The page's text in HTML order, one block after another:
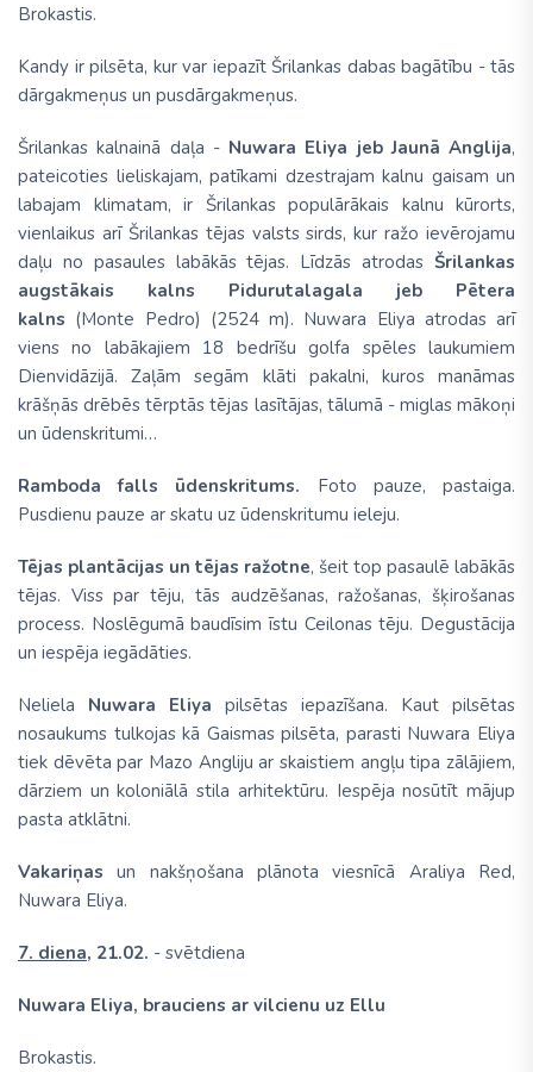
Brokastis.
Kandy ir pilsēta, kur var iepazīt Šrilankas dabas bagātību - tās
dārgakmeņus un pusdārgakmeņus.
Šrilankas kalnainā daļa - Nuwara Eliya jeb Jaunā Anglija,
pateicoties lieliskajam, patīkami dzestrajam kalnu gaisam un
labajam klimatam, ir Šrilankas populārākais kalnu kūrorts,
vienlaikus arī Šrilankas tējas valsts sirds, kur ražo ievērojamu
daļu no pasaules labākās tējas. Līdzās atrodas Šrilankas
augstākais kalns Pidurutalagala jeb Pētera
kalns (Monte Pedro) (2524 m). Nuwara Eliya atrodas arī
viens no labākajiem 18 bedrīšu golfa spēles laukumiem
Dienvidāzijā. Zaļām segām klāti pakalni, kuros manāmas
krāšņās drēbēs tērptās tējas lasītājas, tālumā - miglas mākoņi
un ūdenskritumi…
Ramboda falls ūdenskritums.
Foto pauze, pastaiga.
Pusdienu pauze ar skatu uz ūdenskritumu ieleju.
Tējas plantācijas un tējas ražotne, šeit top pasaulē labākās
tējas. Viss par tēju, tās audzēšanas, ražošanas, šķirošanas
process. Noslēgumā baudīsim īstu Ceilonas tēju. Degustācija
un iespēja iegādāties.
Neliela Nuwara Eliya pilsētas iepazīšana. Kaut pilsētas
nosaukums tulkojas kā Gaismas pilsēta, parasti Nuwara Eliya
tiek dēvēta par Mazo Angliju ar skaistiem angļu tipa zālājiem,
dārziem un koloniālā stila arhitektūru. Iespēja nosūtīt mājup
pasta atklātni.
Vakariņas
un nakšņošana plānota viesnīcā Araliya Red,
Nuwara Eliya.
7. diena, 21.02. - svētdiena
Nuwara Eliya, brauciens ar vilcienu uz Ellu
Brokastis.